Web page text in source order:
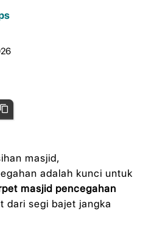
masjid,
adalah kunci untuk
masjid pencegahan
dari segi bajet jangka